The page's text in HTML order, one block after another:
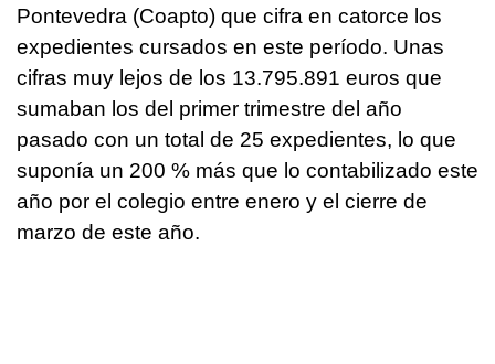
Pontevedra (Coapto) que cifra en catorce los
expedientes cursados en este período. Unas
cifras muy lejos de los 13.795.891 euros que
sumaban los del primer trimestre del año
pasado con un total de 25 expedientes, lo que
suponía un 200 % más que lo contabilizado este
año por el colegio entre enero y el cierre de
marzo de este año.